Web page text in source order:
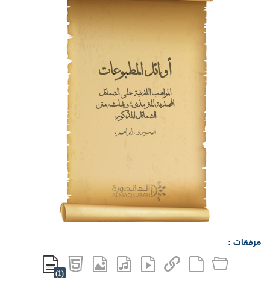
أوائل المطبوعات
المواهب اللدنية على الشمائل
المحمدية للترمذي؛ وبهامشه متن
الشمائل المذكور
البيجوري، إبراهيم.
مرفقات :
(1)